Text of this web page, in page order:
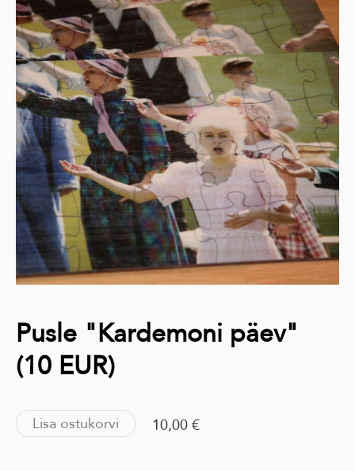
Pusle "Kardemoni päev"
(10 EUR)
Lisa ostukorvi 10,00 €